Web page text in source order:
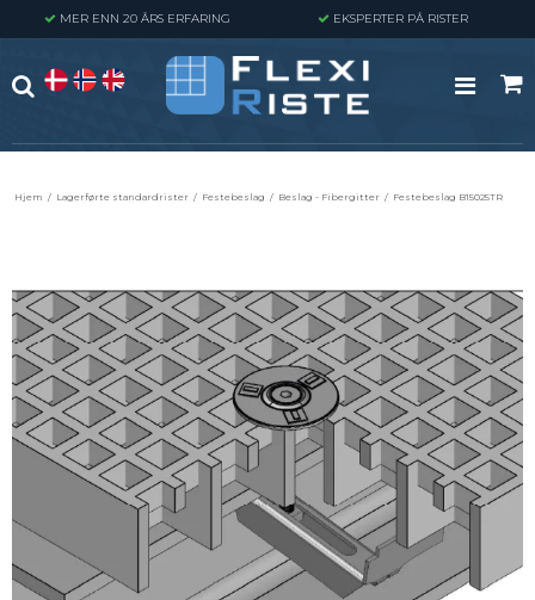
MER ENN 20 ÅRS ERFARING EKSPERTER PÅ RISTER
Hjem / Lagerførte standardrister / Festebeslag / Beslag - Fibergitter / Festebeslag B15025TR